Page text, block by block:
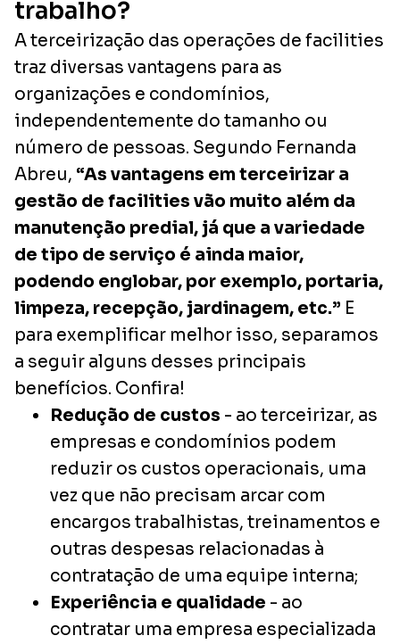
trabalho?
A terceirização das operações de facilities
traz diversas vantagens para as
organizações e condomínios,
independentemente do tamanho ou
número de pessoas. Segundo Fernanda
Abreu, “As vantagens em terceirizar a
gestão de facilities vão muito além da
manutenção predial, já que a variedade
de tipo de serviço é ainda maior,
podendo englobar, por exemplo, portaria,
limpeza, recepção, jardinagem, etc.” E
para exemplificar melhor isso, separamos
a seguir alguns desses principais
benefícios. Confira!
Redução de custos - ao terceirizar, as
empresas e condomínios podem
reduzir os custos operacionais, uma
vez que não precisam arcar com
encargos trabalhistas, treinamentos e
outras despesas relacionadas à
contratação de uma equipe interna;
Experiência e qualidade - ao
contratar uma empresa especializada